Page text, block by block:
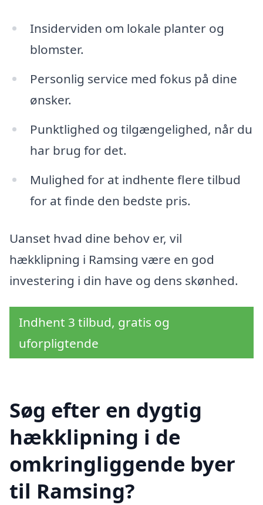
Insiderviden om lokale planter og
blomster.
Personlig service med fokus på dine
ønsker.
Punktlighed og tilgængelighed, når du
har brug for det.
Mulighed for at indhente flere tilbud
for at finde den bedste pris.
Uanset hvad dine behov er, vil
hækklipning i Ramsing være en god
investering i din have og dens skønhed.
Indhent 3 tilbud, gratis og
uforpligtende
Søg efter en dygtig
hækklipning i de
omkringliggende byer
til Ramsing?